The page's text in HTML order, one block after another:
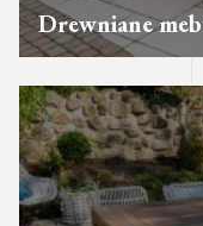
Drewniane